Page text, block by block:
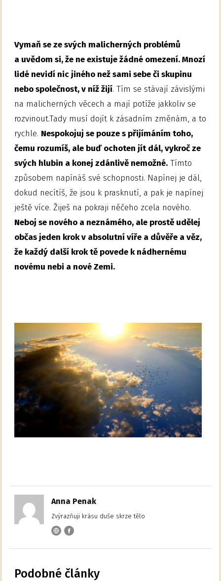
Vymaň se ze svých malicherných problémů
a uvědom si, že ne existuje žádné omezení. Mnozí
lidé nevidí nic jiného než sami sebe či skupinu
nebo společnost, v níž žijí. Tím se stávají závislými
na malicherných věcech a mají potíže jakkoliv se
rozvinout.Tady musí dojít k zásadním změnám, a to
rychle. Nespokojuj se pouze s přijímáním toho,
čemu rozumíš, ale buď ochoten jít dál, vykroč ze
svých hlubin a konej zdánlivě nemožné. Tímto
způsobem napínáš své schopnosti. Napínej je dál,
dokud necítíš, že jsou k prasknutí, a pak je napínej
ještě více. Žiješ na pokraji něčeho zcela nového.
Neboj se nového a neznámého, ale prostě udělej
občas jeden krok v absolutní víře a důvěře a věz,
že každý další krok tě povede k nádhernému
novému nebi a nové Zemi.
Anna Penak
Zvýrazňuji krásu duše skrze tělo
Podobné články